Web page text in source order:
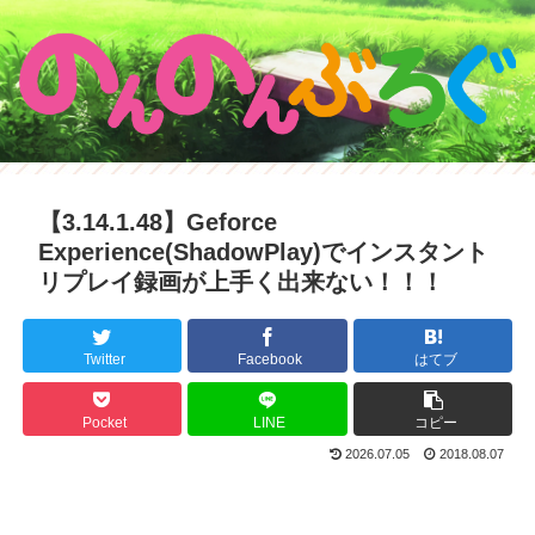
【3.14.1.48】Geforce
Experience(ShadowPlay)でインスタント
リプレイ録画が上手く出来ない！！！
Twitter Facebook はてブ
Pocket LINE コピー
2026.07.05 2018.08.07